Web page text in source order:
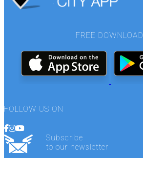
FREE DOWNLOAD
FOLLOW US ON
Subscribe
to our newsletter